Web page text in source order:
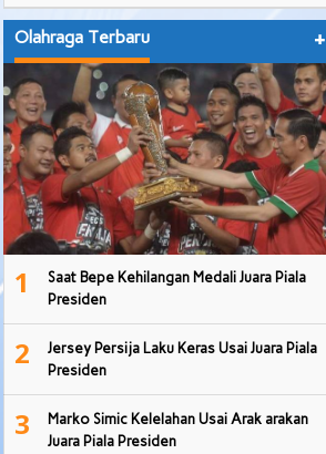
Olahraga Terbaru +
1
Saat Bepe Kehilangan Medali Juara Piala
Presiden
2
Jersey Persija Laku Keras Usai Juara Piala
Presiden
3
Marko Simic Kelelahan Usai Arak arakan
Juara Piala Presiden